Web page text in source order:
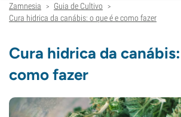
Zamnesia > Guia de Cultivo >
Cura hidrica da canábis: o que é e como fazer
Cura hidrica da
como fazer